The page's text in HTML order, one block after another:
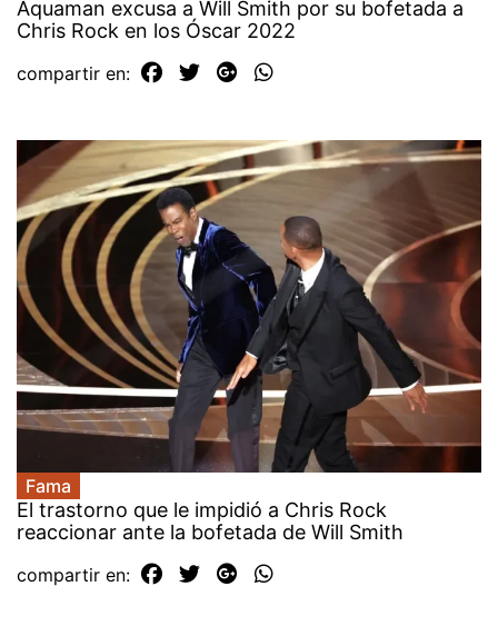
Aquaman excusa a Will Smith por su bofetada a
Chris Rock en los Óscar 2022
compartir en:
Fama
El trastorno que le impidió a Chris Rock
reaccionar ante la bofetada de Will Smith
compartir en: